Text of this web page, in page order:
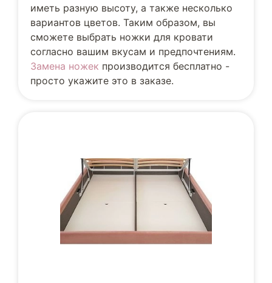
иметь разную высоту, а также несколько
вариантов цветов. Таким образом, вы
сможете выбрать ножки для кровати
согласно вашим вкусам и предпочтениям.
Замена ножек производится бесплатно -
просто укажите это в заказе.